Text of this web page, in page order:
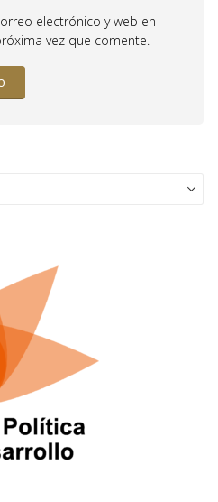
electrónico y web en
vez que comente.